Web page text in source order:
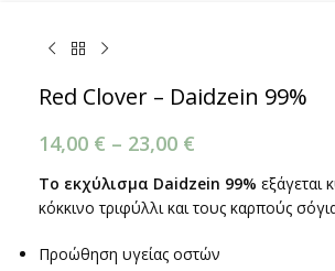
Red Clover – Daidzein 99%
14,00 € – 23,00 €
Το εκχύλισμα Daidzein 99% εξάγεται
κόκκινο τριφύλλι και τους καρπούς
Προώθηση υγείας οστών